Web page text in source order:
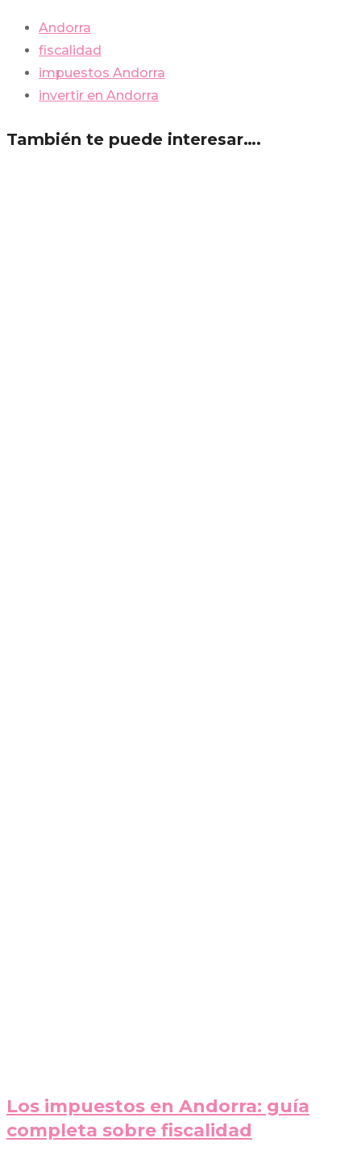
Andorra
fiscalidad
impuestos Andorra
invertir en Andorra
También te puede interesar….
Los impuestos en Andorra: guía
completa sobre fiscalidad